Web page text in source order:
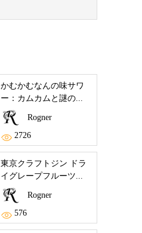
かむかむなんの味サワ
ー：カムカムと謎の...
Rogner
2726
東京クラフトジン ドラ
イグレープフルーツ...
Rogner
576